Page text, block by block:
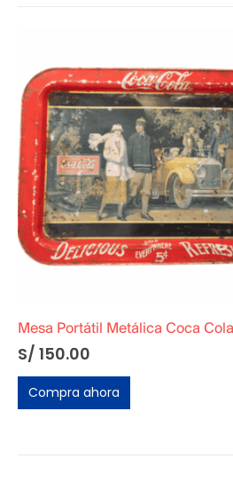
Mini Super Nintendo Americano
S/620.00 S/
Compra ahora